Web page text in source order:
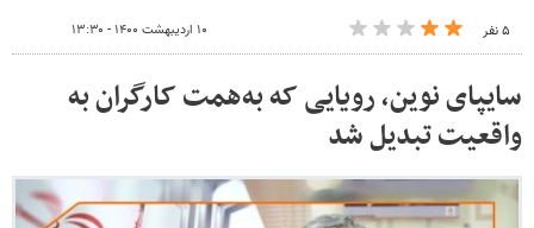
۵ نفر ۱۰ اردیبهشت ۱۴۰۰ - ۱۳:۳۰
سایپای نوین، رویایی که به‌همت کارگران به
واقعیت تبدیل شد